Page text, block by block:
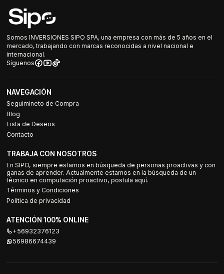
Somos INVERSIONES SIPO SPA, una empresa con más de 5 años en el
mercado, trabajando con marcas reconocidas a nivel nacional e
internacional.
Síguenos
NAVEGACIÓN
Seguimineto de Compra
Blog
Lista de Deseos
Contacto
TRABAJA CON NOSOTROS
En SIPO, siempre estamos en búsqueda de personas proactivas y con
ganas de aprender. Actualmente estamos en la búsqueda de un
técnico en computación proactivo, postula aquí.
Términos y Condiciones
Política de privacidad
ATENCIÓN 100% ONLINE
+56932376123
56986674439